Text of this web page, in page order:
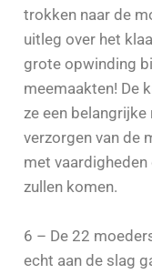
trokken naar de
uitleg over het
grote opwinding
meemaakten! De
ze een
verzorgen van de
met vaardigheden
zullen komen.
6 – De 22
echt aan de slag